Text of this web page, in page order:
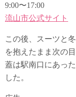
9:00〜17:00
流山市公式サイト
この後、スーツと
を抱えたまま次の
蓋は駅南口にあっ
した。